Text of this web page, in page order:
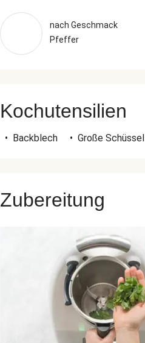
nach Geschmack
Pfeffer
Kochutensilien
• Backblech • Große Schüssel
Zubereitung